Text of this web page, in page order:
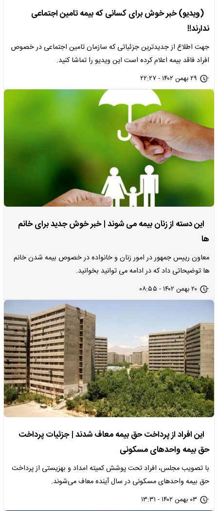
(ویدیو) خبر خوش برای کسانی که بیمه تامین اجتماعی
ندارند!!
جهت اطلاع از جدیدترین جزئیاتی که سازمان تامین اجتماعی در خصوص
افراد فاقد بیمه اعلام کرده است این ویدیو را تماشا کنید.
۲۹ بهمن ۱۴۰۲ - ۲۲:۲۷
این دسته از زنان بیمه می‌ شوند | خبر خوش جدید برای خانم
ها
معاون رییس جمهور در امور زنان و خانواده در خصوص بیمه شدن خانم
ها توضیحاتی داد که در ادامه می توانید بخوانید.
۲۰ بهمن ۱۴۰۲ - ۰۸:۵۵
این افراد از پرداخت حق بیمه معاف شدند | جزئیات پرداخت
حق بیمه واحدهای مسکونی
با تصویب مجلس، افراد تحت پوشش کمیته امداد و بهزیستی از پرداخت
حق بیمه واحدهای مسکونی در سال آینده معاف می‌شوند.
۰۳ بهمن ۱۴۰۲ - ۱۳:۳۱